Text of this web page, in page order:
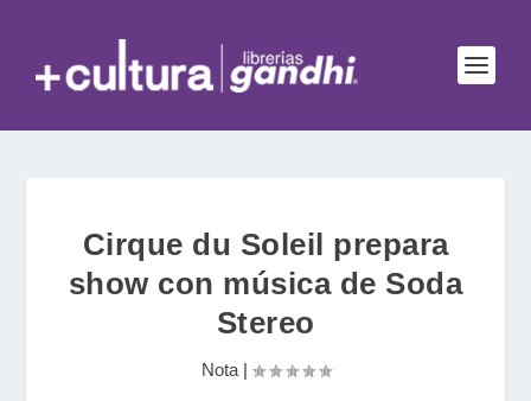
Cirque du Soleil prepara
show con música de Soda
Stereo
Nota|